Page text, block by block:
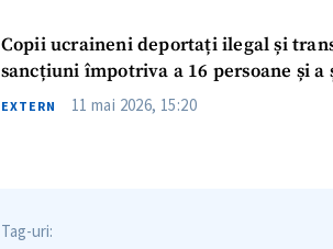
Copii ucraineni deportați ilegal și
sancțiuni împotriva a 16 persoane și
EXTERN 11 mai 2026, 15:20
Tag-uri: